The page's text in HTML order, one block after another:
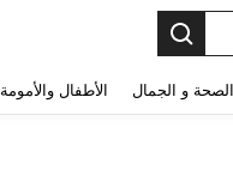
الصحة و الجمال الأطفال والأمومة